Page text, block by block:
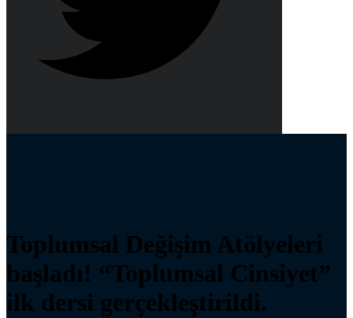
Toplumsal Değişim Atölyeleri
başladı! “Toplumsal Cinsiyet”
ilk dersi gerçekleştirildi.